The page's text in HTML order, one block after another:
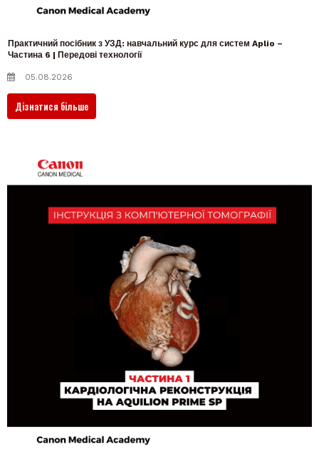
Практичний посібник з УЗД: навчальний курс для систем Aplio –
Частина 6 | Передові технології
05.08.2026
Дізнатися більше